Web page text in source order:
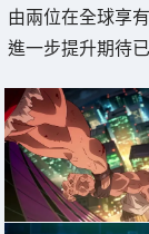
由兩位在全球享
進一步提升期待